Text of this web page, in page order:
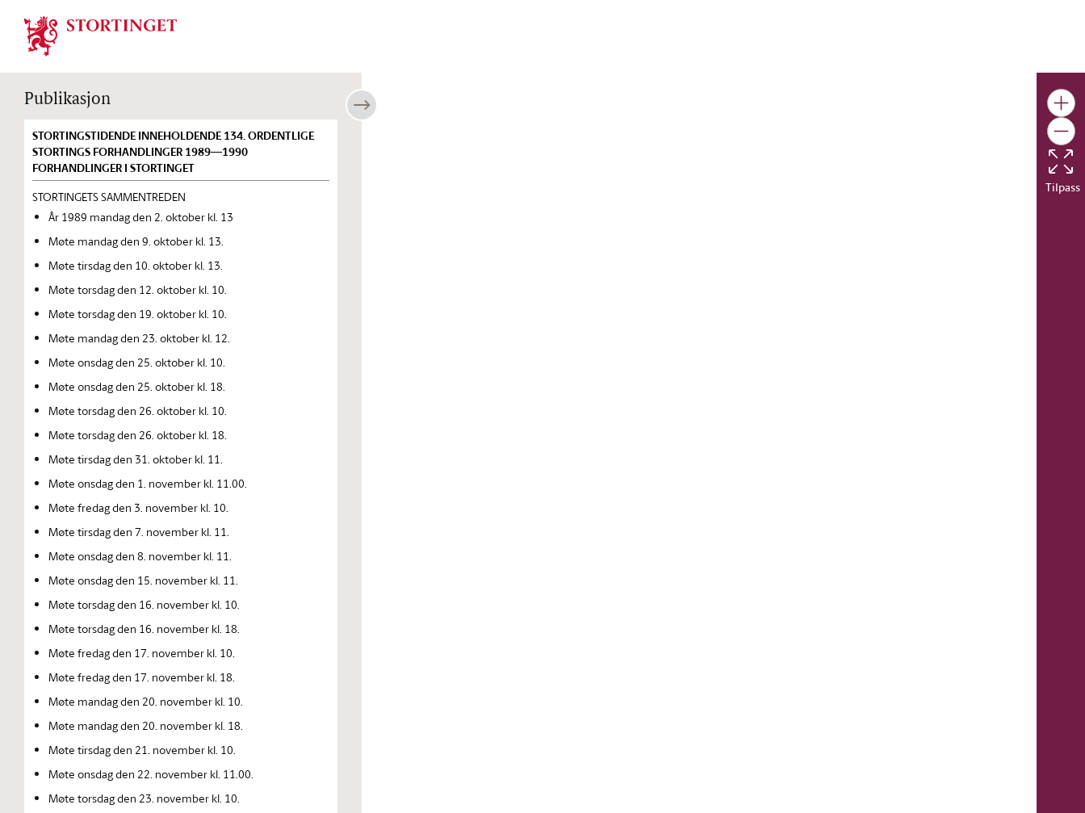
Stortinget.no
Publikasjon
STORTINGSTIDENDE INNEHOLDENDE 134. ORDENTLIGE
STORTINGS FORHANDLINGER 1989—1990
FORHANDLINGER I STORTINGET
STORTINGETS SAMMENTREDEN
År 1989 mandag den 2. oktober kl. 13
Møte mandag den 9. oktober kl. 13.
Møte tirsdag den 10. oktober kl. 13.
Møte torsdag den 12. oktober kl. 10.
Møte torsdag den 19. oktober kl. 10.
Møte mandag den 23. oktober kl. 12.
Møte onsdag den 25. oktober kl. 10.
Møte onsdag den 25. oktober kl. 18.
Møte torsdag den 26. oktober kl. 10.
Møte torsdag den 26. oktober kl. 18.
Møte tirsdag den 31. oktober kl. 11.
Møte onsdag den 1. november kl. 11.00.
Møte fredag den 3. november kl. 10.
Møte tirsdag den 7. november kl. 11.
Møte onsdag den 8. november kl. 11.
Møte onsdag den 15. november kl. 11.
Møte torsdag den 16. november kl. 10.
Møte torsdag den 16. november kl. 18.
Møte fredag den 17. november kl. 10.
Møte fredag den 17. november kl. 18.
Møte mandag den 20. november kl. 10.
Møte mandag den 20. november kl. 18.
Møte tirsdag den 21. november kl. 10.
Møte onsdag den 22. november kl. 11.00.
Møte torsdag den 23. november kl. 10.